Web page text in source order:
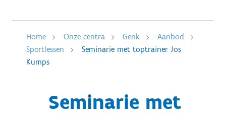
Home Onze centra Genk
Aanbod
Sportlessen
Seminarie met toptrainer Jos
Kumps
Seminarie met